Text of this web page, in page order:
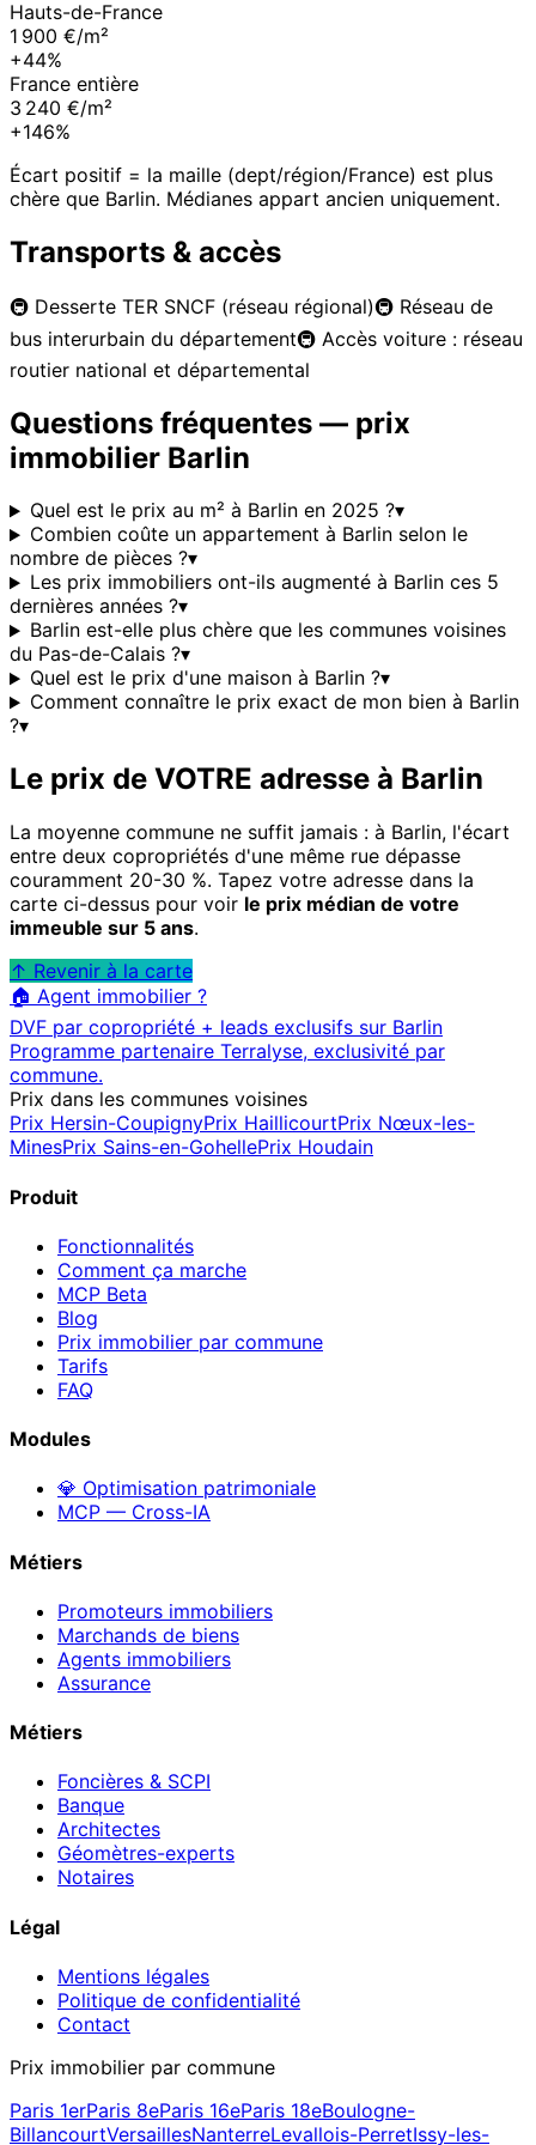
Hauts-de-France
1 900 €/m²
+44%
France entière
3 240 €/m²
+146%
Écart positif = la maille (dept/région/France) est plus
chère que Barlin. Médianes appart ancien uniquement.
Transports & accès
🚇 Desserte TER SNCF (réseau régional)🚇 Réseau de
bus interurbain du département🚇 Accès voiture : réseau
routier national et départemental
Questions fréquentes — prix
immobilier Barlin
Quel est le prix au m² à Barlin en 2025 ?▾
Combien coûte un appartement à Barlin selon le
nombre de pièces ?▾
Les prix immobiliers ont-ils augmenté à Barlin ces 5
dernières années ?▾
Barlin est-elle plus chère que les communes voisines
du Pas-de-Calais ?▾
Quel est le prix d'une maison à Barlin ?▾
Comment connaître le prix exact de mon bien à Barlin
?▾
Le prix de VOTRE adresse à Barlin
La moyenne commune ne suffit jamais : à Barlin, l'écart
entre deux copropriétés d'une même rue dépasse
couramment 20-30 %. Tapez votre adresse dans la
carte ci-dessus pour voir le prix médian de votre
immeuble sur 5 ans.
↑ Revenir à la carte
🏠 Agent immobilier ?
DVF par copropriété + leads exclusifs sur Barlin
Programme partenaire Terralyse, exclusivité par
commune.
Prix dans les communes voisines
Prix Hersin-CoupignyPrix HaillicourtPrix Nœux-les-
MinesPrix Sains-en-GohellePrix Houdain
Produit
Fonctionnalités
Comment ça marche
MCP Beta
Blog
Prix immobilier par commune
Tarifs
FAQ
Modules
💎 Optimisation patrimoniale
MCP — Cross-IA
Métiers
Promoteurs immobiliers
Marchands de biens
Agents immobiliers
Assurance
Métiers
Foncières & SCPI
Banque
Architectes
Géomètres-experts
Notaires
Légal
Mentions légales
Politique de confidentialité
Contact
Prix immobilier par commune
Paris 1erParis 8eParis 16eParis 18eBoulogne-
BillancourtVersaillesNanterreLevallois-PerretIssy-les-